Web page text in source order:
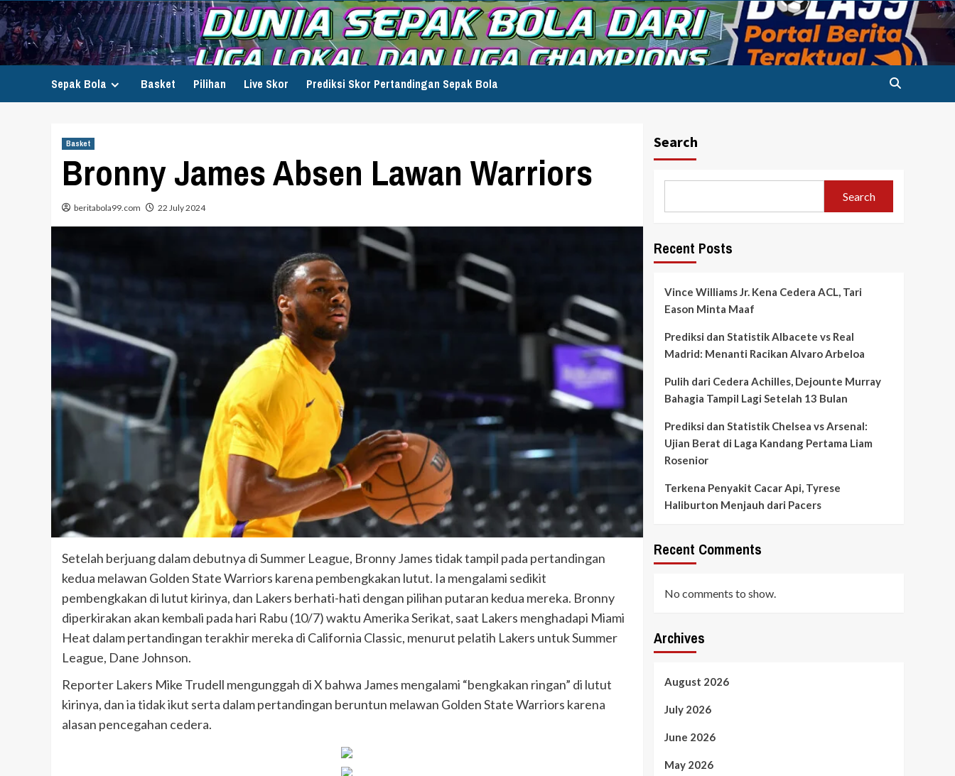
Skip
to
content
Sepak Bola Basket Pilihan Live Skor Prediksi Skor Pertandingan Sepak Bola
Basket
Bronny James Absen Lawan Warriors
beritabola99.com 22 July 2024
Setelah berjuang dalam debutnya di Summer League, Bronny James tidak tampil pada pertandingan
kedua melawan Golden State Warriors karena pembengkakan lutut. Ia mengalami sedikit
pembengkakan di lutut kirinya, dan Lakers berhati-hati dengan pilihan putaran kedua mereka. Bronny
diperkirakan akan kembali pada hari Rabu (10/7) waktu Amerika Serikat, saat Lakers menghadapi Miami
Heat dalam pertandingan terakhir mereka di California Classic, menurut pelatih Lakers untuk Summer
League, Dane Johnson.
Reporter Lakers Mike Trudell mengunggah di X bahwa James mengalami “bengkakan ringan” di lutut
kirinya, dan ia tidak ikut serta dalam pertandingan beruntun melawan Golden State Warriors karena
alasan pencegahan cedera.
Search
Search
Recent Posts
Vince Williams Jr. Kena Cedera ACL, Tari
Eason Minta Maaf
Prediksi dan Statistik Albacete vs Real
Madrid: Menanti Racikan Alvaro Arbeloa
Pulih dari Cedera Achilles, Dejounte Murray
Bahagia Tampil Lagi Setelah 13 Bulan
Prediksi dan Statistik Chelsea vs Arsenal:
Ujian Berat di Laga Kandang Pertama Liam
Rosenior
Terkena Penyakit Cacar Api, Tyrese
Haliburton Menjauh dari Pacers
Recent Comments
No comments to show.
Archives
August 2026
July 2026
June 2026
May 2026